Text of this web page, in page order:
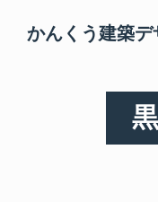
かんくう建築デ